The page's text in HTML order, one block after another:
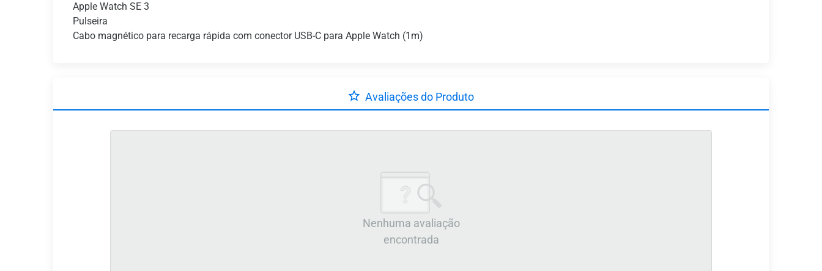
Apple Watch SE 3
Pulseira
Cabo magnético para recarga rápida com conector USB-C para Apple Watch (1m)
Avaliações do Produto
Nenhuma avaliação
encontrada